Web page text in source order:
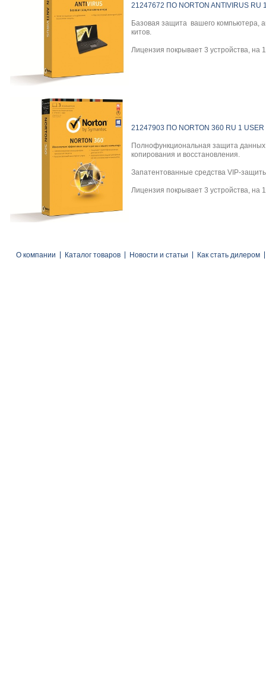
21247672 ПО NORTON ANTIVIRUS RU
Базовая защита вашего компьютера,
китов.
Лицензия покрывает 3 устройства, на
21247903 ПО NORTON 360 RU 1 USER
Полнофункциональная защита
копирования и восстановления.
Запатентованные средства VIP-
Лицензия покрывает 3 устройства, на
О компании Каталог товаров Новости и статьи Как стать дилером